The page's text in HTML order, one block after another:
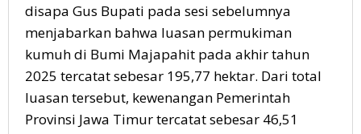
disapa Gus Bupati pada sesi sebelumnya
menjabarkan bahwa luasan permukiman
kumuh di Bumi Majapahit pada akhir tahun
2025 tercatat sebesar 195,77 hektar. Dari total
luasan tersebut, kewenangan Pemerintah
Provinsi Jawa Timur tercatat sebesar 46,51